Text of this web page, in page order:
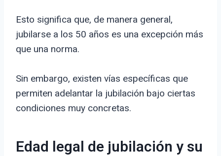
Esto significa que, de manera general,
jubilarse a los 50 años es una excepción más
que una norma.
Sin embargo, existen vías específicas que
permiten adelantar la jubilación bajo ciertas
condiciones muy concretas.
Edad legal de jubilación y su